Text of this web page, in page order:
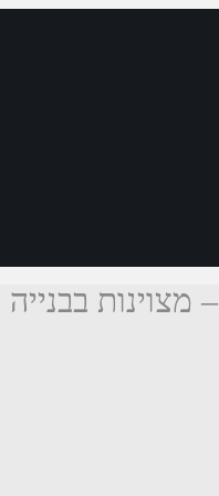
– מצוינות